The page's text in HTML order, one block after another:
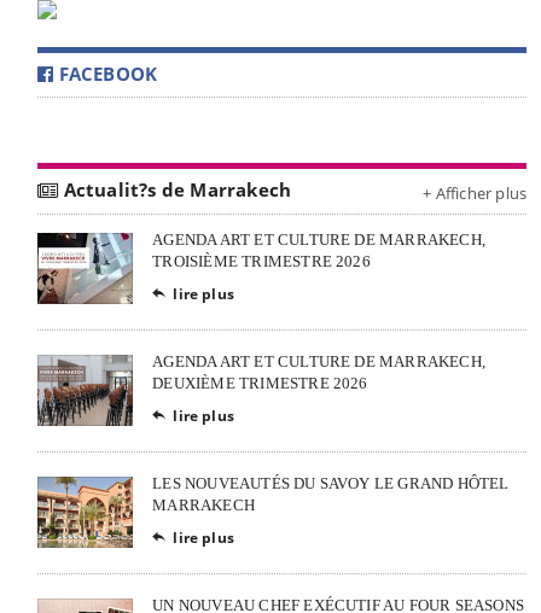
FACEBOOK
Actualit?s de Marrakech + Afficher plus
AGENDA ART ET CULTURE DE MARRAKECH,
TROISIÈME TRIMESTRE 2026
 lire plus
AGENDA ART ET CULTURE DE MARRAKECH,
DEUXIÈME TRIMESTRE 2026
 lire plus
LES NOUVEAUTÉS DU SAVOY LE GRAND HÔTEL
MARRAKECH
 lire plus
UN NOUVEAU CHEF EXÉCUTIF AU FOUR SEASONS